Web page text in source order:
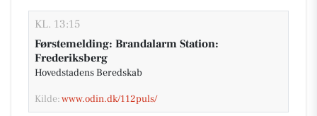
KL. 13:15
Førstemelding: Brandalarm Station:
Frederiksberg
Hovedstadens Beredskab
Kilde:www.odin.dk/112puls/